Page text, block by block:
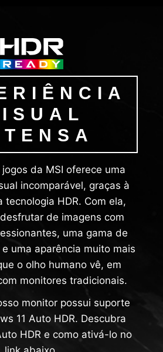
da MSI oferece uma
incomparável, graças à
tecnologia HDR. Com ela,
de imagens com
uma gama de
uma aparência muito mais
o olho humano vê, em
monitores tradicionais.
monitor possui suporte
11 Auto HDR. Descubra
HDR e como ativá-lo no